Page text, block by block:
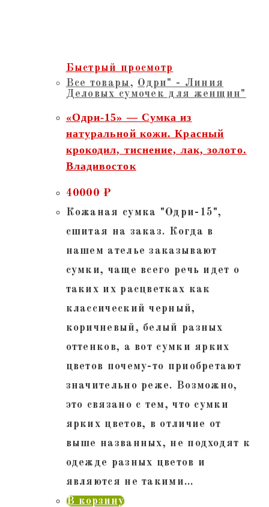
Быстрый просмотр
Все товары, Одри" - Линия
Деловых сумочек для женщин"
«Одри-15» — Сумка из
натуральной кожи. Красный
крокодил, тиснение, лак, золото.
Владивосток
40000 ₽
Кожаная сумка "Одри-15",
сшитая на заказ. Когда в
нашем ателье заказывают
сумки, чаще всего речь идет о
таких их расцветках как
классический черный,
коричневый, белый разных
оттенков, а вот сумки ярких
цветов почему-то приобретают
значительно реже. Возможно,
это связано с тем, что сумки
ярких цветов, в отличие от
выше названных, не подходят к
одежде разных цветов и
являются не такими…
В корзину